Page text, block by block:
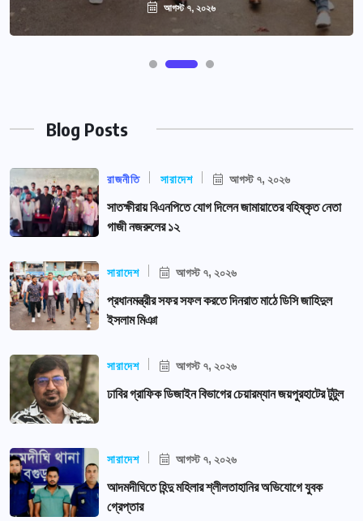
আগস্ট ৭, ২০২৬
Blog Posts
রাজনীতি সারাদেশ আগস্ট ৭, ২০২৬
সাতক্ষীরায় বিএনপিতে যোগ দিলেন জামায়াতের বহিষ্কৃত নেতা
গাজী নজরুলের ১২
সারাদেশ আগস্ট ৭, ২০২৬
প্রধানমন্ত্রীর সফর সফল করতে দিনরাত মাঠে ডিসি জাহিদুল
ইসলাম মিঞা
সারাদেশ আগস্ট ৭, ২০২৬
ঢাবির গ্রাফিক ডিজাইন বিভাগের চেয়ারম্যান জয়পুরহাটের টুটুল
সারাদেশ আগস্ট ৭, ২০২৬
আদমদীঘিতে হিন্দু মহিলার শ্লীলতাহানির অভিযোগে যুবক
গ্রেপ্তার